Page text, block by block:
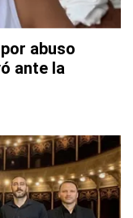
abuso
ante la